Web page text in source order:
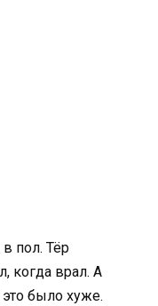
в пол. Тёр
когда врал. А
было хуже.